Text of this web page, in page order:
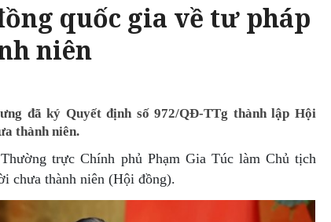
quốc gia về tư pháp
niên
đã ký Quyết định số 972/QĐ-TTg thành lập Hội
thành niên.
trực Chính phủ Phạm Gia Túc làm Chủ tịch
chưa thành niên (Hội đồng).